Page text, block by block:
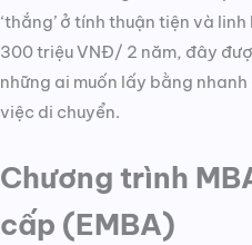
‘thắng’ ở tính thuận tiện và
300 triệu VNĐ/ 2 năm, đây
những ai muốn lấy bằng
việc di chuyển.
Chương trình
cấp (EMBA)